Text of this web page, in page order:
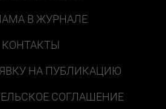
В ЖУРНАЛЕ
КОНТАКТЫ
НА ПУБЛИКАЦИЮ
СОГЛАШЕНИЕ